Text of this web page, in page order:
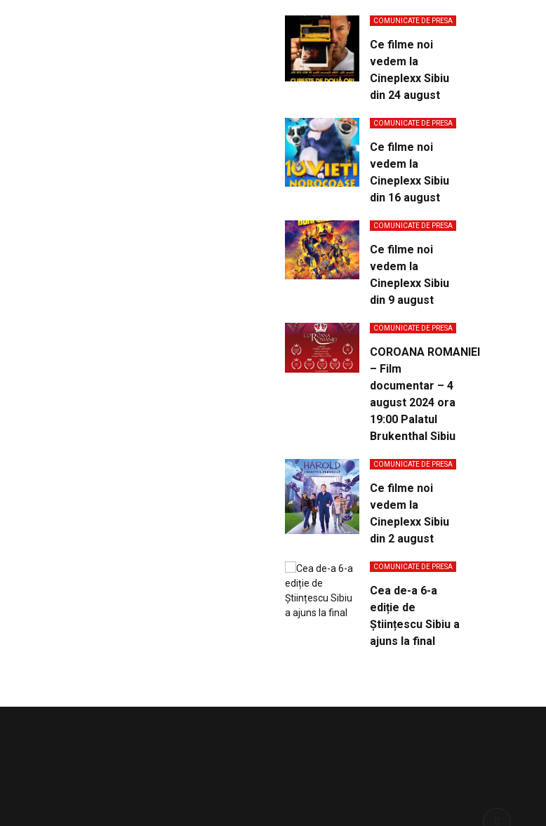
COMUNICATE DE PRESA
Ce filme noi
vedem la
Cineplexx Sibiu
din 24 august
COMUNICATE DE PRESA
Ce filme noi
vedem la
Cineplexx Sibiu
din 16 august
COMUNICATE DE PRESA
Ce filme noi
vedem la
Cineplexx Sibiu
din 9 august
COMUNICATE DE PRESA
COROANA ROMANIEI
– Film
documentar – 4
august 2024 ora
19:00 Palatul
Brukenthal Sibiu
COMUNICATE DE PRESA
Ce filme noi
vedem la
Cineplexx Sibiu
din 2 august
COMUNICATE DE PRESA
Cea de-a 6-a
ediție de
Științescu Sibiu a
ajuns la final